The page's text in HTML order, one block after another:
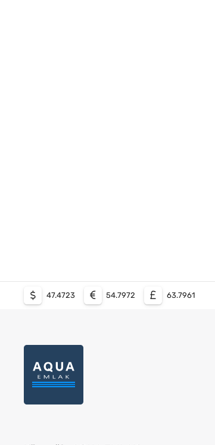
47.4723 54.7972 63.7961